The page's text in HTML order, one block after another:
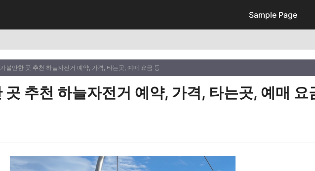
Sample Page
볼만한 곳 추천 하늘자전거 예약, 가격, 타는곳, 예매 요금 등
곳 추천 하늘자전거 예약, 가격, 타는곳, 예매 요